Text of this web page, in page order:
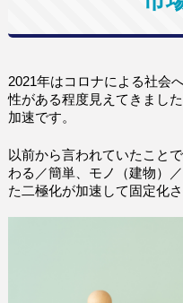
2021年はコロナによる社会
性がある程度見えてきまし
加速です。
以前から言われていたこと
わる／簡単、モノ（建物）
た二極化が加速して固定化